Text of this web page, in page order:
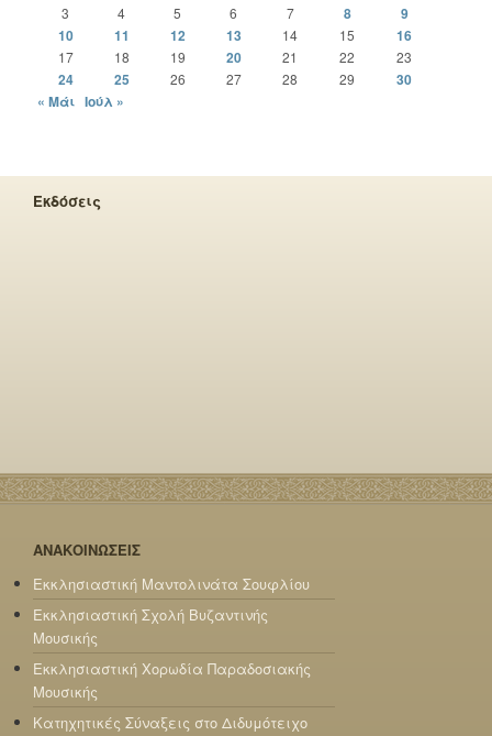
3 4 5 6 7 8
9
10
11 12 13 14 15 16
17 18 19 20 21 22 23
24 25 26 27 28 29
30
« Μάι Ιούλ »
Εκδόσεις
ΑΝΑΚΟΙΝΩΣΕΙΣ
Εκκλησιαστική Μαντολινάτα Σουφλίου
Εκκλησιαστική Σχολή Βυζαντινής
Μουσικής
Εκκλησιαστική Χορωδία Παραδοσιακής
Μουσικής
Κατηχητικές Σύναξεις στο Διδυμότειχο